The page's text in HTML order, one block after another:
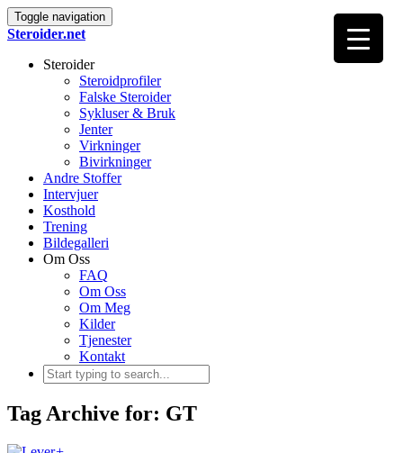
Toggle navigation
Steroider.net
Steroider
Steroidprofiler
Falske Steroider
Sykluser & Bruk
Jenter
Virkninger
Bivirkninger
Andre Stoffer
Intervjuer
Kosthold
Trening
Bildegalleri
Om Oss
FAQ
Om Oss
Om Meg
Kilder
Tjenester
Kontakt
Tag Archive for: GT